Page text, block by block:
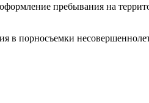
пребывания на
в порносъемки